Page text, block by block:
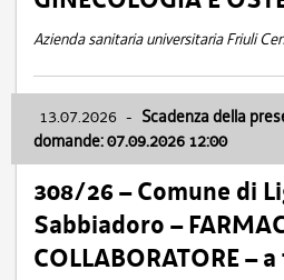
Azienda sanitaria universitaria Friuli
13.07.2026 - Scadenza della
domande: 07.09.2026 12:00
308/26 – Comune di
Sabbiadoro –
COLLABORATORE –